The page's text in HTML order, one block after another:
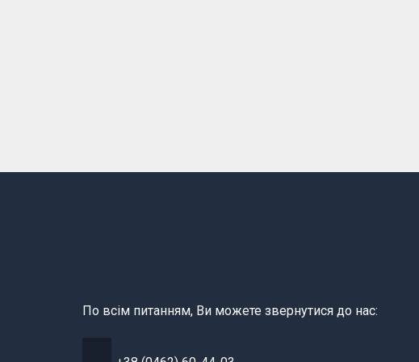
По всім питанням, Ви можете звернутися до нас: